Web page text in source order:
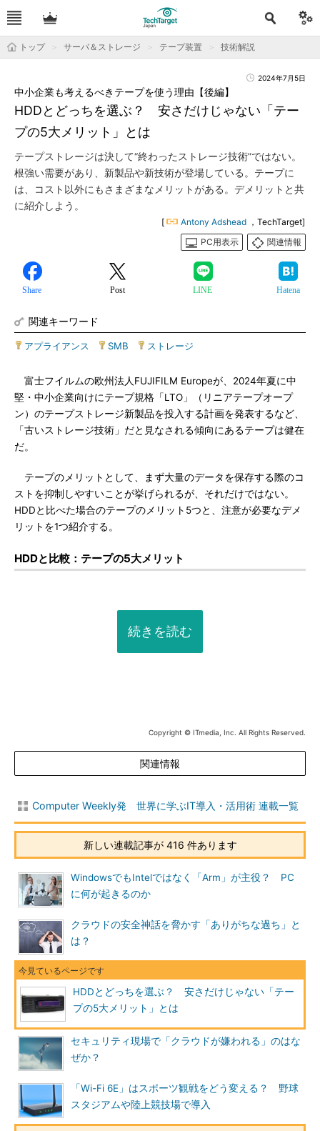
トップ サーバ＆ストレージ テープ装置 技術解説
2024年7月5日
HDDとどっちを選ぶ？ 安さだけじゃない「テー
プの5大メリット」とは
中小企業も考えるべきテープを使う理由【後編】
テープストレージは決して“終わったストレージ技術”ではない。
根強い需要があり、新製品や新技術が登場している。テープに
は、コスト以外にもさまざまなメリットがある。デメリットと共
に紹介しよう。
[ Antony Adshead ，TechTarget]
PC用表示
関連情報
Share Post LINE Hatena
関連キーワード
アプライアンス SMB ストレージ
富士フイルムの欧州法人FUJIFILM Europeが、2024年夏に中
堅・中小企業向けにテープ規格「LTO」（リニアテープオープ
ン）のテープストレージ新製品を投入する計画を発表するなど、
「古いストレージ技術」だと見なされる傾向にあるテープは健在
だ。
テープのメリットとして、まず大量のデータを保存する際のコ
ストを抑制しやすいことが挙げられるが、それだけではない。
HDDと比べた場合のテープのメリット5つと、注意が必要なデメ
リットを1つ紹介する。
HDDと比較：テープの5大メリット
続きを読む
Copyright © ITmedia, Inc. All Rights Reserved.
関連情報
Computer Weekly発 世界に学ぶIT導入・活用術 連載一覧
新しい連載記事が 416 件あります
WindowsでもIntelではなく「Arm」が主役？ PC
に何が起きるのか
クラウドの安全神話を脅かす「ありがちな過ち」と
は？
HDDとどっちを選ぶ？ 安さだけじゃない「テー
プの5大メリット」とは
セキュリティ現場で「クラウドが嫌われる」のはな
ぜか？
「Wi-Fi 6E」はスポーツ観戦をどう変える？ 野球
スタジアムや陸上競技場で導入